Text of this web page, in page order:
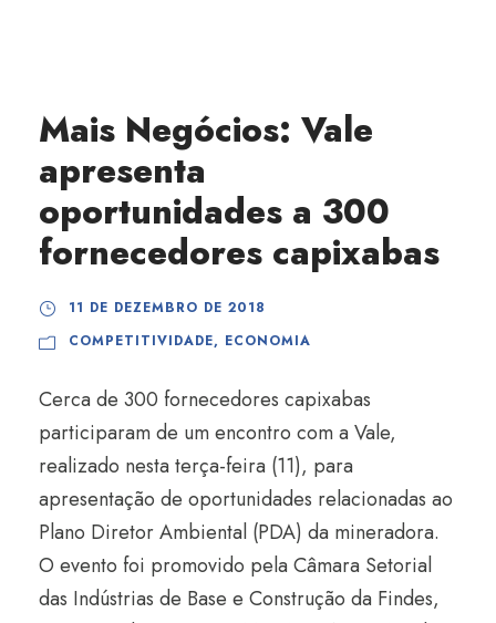
Mais Negócios: Vale
apresenta
oportunidades a 300
fornecedores capixabas
11 DE DEZEMBRO DE 2018
COMPETITIVIDADE, ECONOMIA
Cerca de 300 fornecedores capixabas
participaram de um encontro com a Vale,
realizado nesta terça-feira (11), para
apresentação de oportunidades relacionadas ao
Plano Diretor Ambiental (PDA) da mineradora.
O evento foi promovido pela Câmara Setorial
das Indústrias de Base e Construção da Findes,